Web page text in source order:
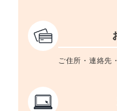
ご住所・連絡先